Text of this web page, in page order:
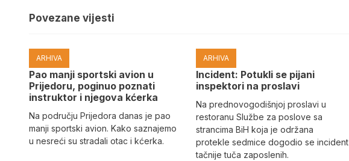
Povezane vijesti
ARHIVA
Pao manji sportski avion u
Prijedoru, poginuo poznati
instruktor i njegova kćerka
Na području Prijedora danas je pao
manji sportski avion. Kako saznajemo
u nesreći su stradali otac i kćerka.
ARHIVA
Incident: Potukli se pijani
inspektori na proslavi
Na prednovogodišnjoj proslavi u
restoranu Službe za poslove sa
strancima BiH koja je održana
protekle sedmice dogodio se incident
tačnije tuča zaposlenih.